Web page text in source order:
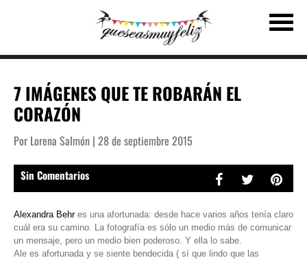
7 IMÁGENES QUE TE ROBARÁN EL
CORAZÓN
Por Lorena Salmón | 28 de septiembre 2015
Sin Comentarios
Alexandra Behres una afortunada: desde hace varios años tenía claro
cuál era su camino. La fotografía es sólo un medio más de comunicar
un mensaje, pero un medio bien poderoso. Y ella lo sabe.
Ale es afortunada y se siente bendecida ( sí que lindo que las